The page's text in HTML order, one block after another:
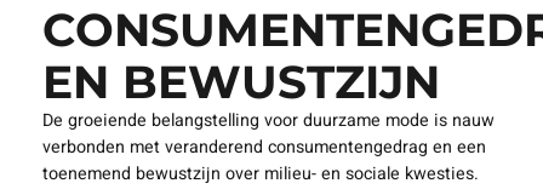
EN BEWUSTZIJN
De groeiende belangstelling voor duurzame mode is nauw
verbonden met veranderend consumentengedrag en een
toenemend bewustzijn over milieu- en sociale kwesties.